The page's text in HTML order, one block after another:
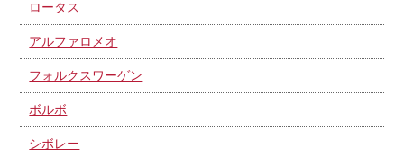
ロータス
アルファロメオ
フォルクスワーゲン
ボルボ
シボレー